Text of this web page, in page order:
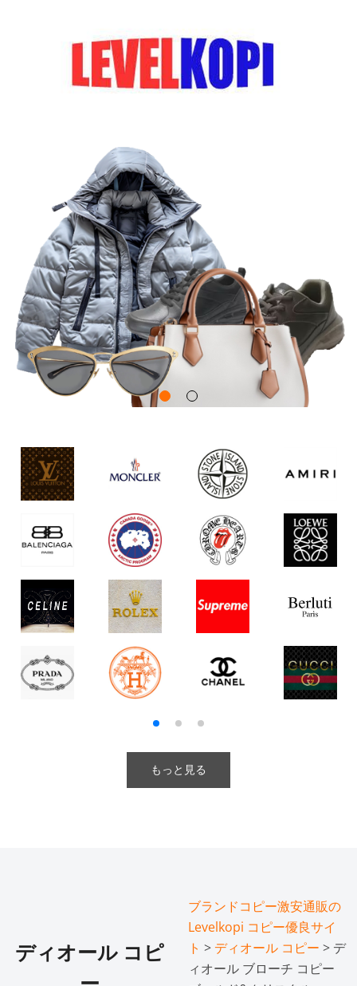
もっと見る
ディオール コピ
ブランドコピー激安通販の
Levelkopi コピー優良サイ
ト > ディオール コピー > デ
ィオール ブローチ コピー